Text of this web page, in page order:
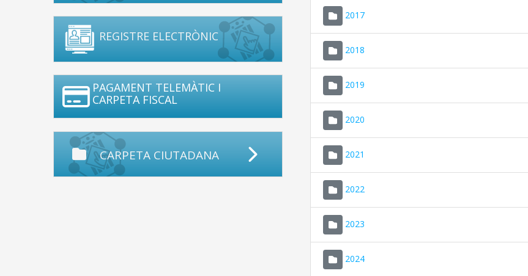
REGISTRE ELECTRÒNIC
PAGAMENT TELEMÀTIC I
CARPETA FISCAL
CARPETA CIUTADANA
2017
2018
2019
2020
2021
2022
2023
2024